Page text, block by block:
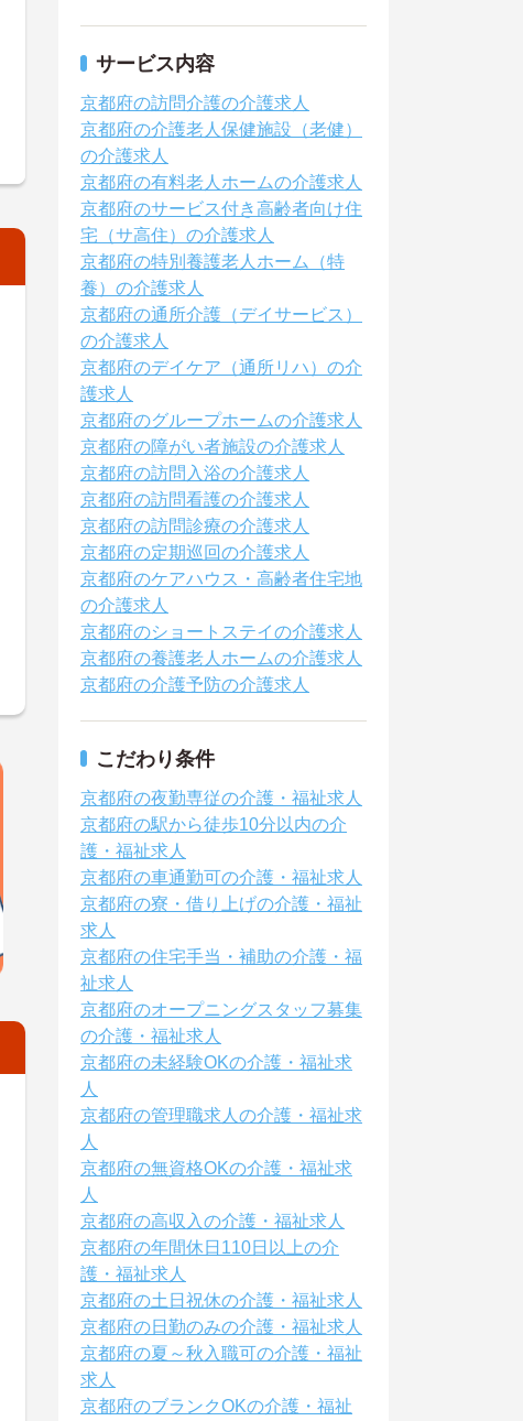
サービス内容
京都府の訪問介護の介護求人
京都府の介護老人保健施設（老健）
の介護求人
京都府の有料老人ホームの介護求人
京都府のサービス付き高齢者向け住
宅（サ高住）の介護求人
京都府の特別養護老人ホーム（特
養）の介護求人
京都府の通所介護（デイサービス）
の介護求人
京都府のデイケア（通所リハ）の介
護求人
京都府のグループホームの介護求人
京都府の障がい者施設の介護求人
京都府の訪問入浴の介護求人
京都府の訪問看護の介護求人
京都府の訪問診療の介護求人
京都府の定期巡回の介護求人
京都府のケアハウス・高齢者住宅地
の介護求人
京都府のショートステイの介護求人
京都府の養護老人ホームの介護求人
京都府の介護予防の介護求人
こだわり条件
京都府の夜勤専従の介護・福祉求人
京都府の駅から徒歩10分以内の介
護・福祉求人
京都府の車通勤可の介護・福祉求人
京都府の寮・借り上げの介護・福祉
求人
京都府の住宅手当・補助の介護・福
祉求人
京都府のオープニングスタッフ募集
の介護・福祉求人
京都府の未経験OKの介護・福祉求
人
京都府の管理職求人の介護・福祉求
人
京都府の無資格OKの介護・福祉求
人
京都府の高収入の介護・福祉求人
京都府の年間休日110日以上の介
護・福祉求人
京都府の土日祝休の介護・福祉求人
京都府の日勤のみの介護・福祉求人
京都府の夏～秋入職可の介護・福祉
求人
京都府のブランクOKの介護・福祉